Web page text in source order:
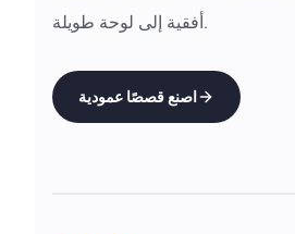
أفقية إلى لوحة طويلة.
اصنع قصصًا عمودية